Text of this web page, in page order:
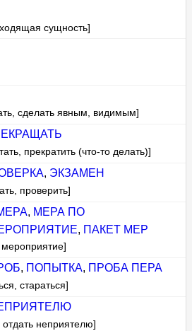
сущность]
сделать явным, видимым]
прекратить (что-то делать)]
, ЭКЗАМЕН
проверить]
, МЕРА ПО
, ПАКЕТ МЕР
, ПОПЫТКА, ПРОБА ПЕРА
стараться]
неприятелю]